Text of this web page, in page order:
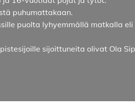
puhumattakaan.
puolta lyhyemmällä matkalla
sijoittuneita olivat Ola